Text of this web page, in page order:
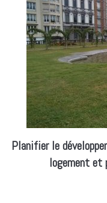
Planifier le
logement et